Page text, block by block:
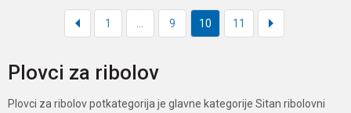
1 9 10 11
Plovci za ribolov
Plovci za ribolov potkategorija je glavne kategorije Sitan ribolovni